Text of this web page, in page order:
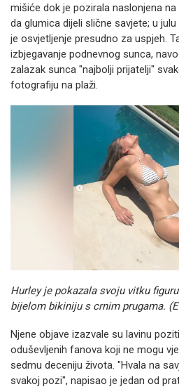
mišiće dok je pozirala naslonjena
da glumica dijeli slične savjete; u julu
je osvjetljenje presudno za uspjeh.
izbjegavanje podnevnog sunca,
zalazak sunca "najbolji prijatelji"
fotografiju na plaži.
Hurley je pokazala svoju vitku
bijelom bikiniju s crnim prugama.
Njene objave izazvale su lavinu
oduševljenih fanova koji ne mogu
sedmu deceniju života. "Hvala na
svakoj pozi", napisao je jedan od